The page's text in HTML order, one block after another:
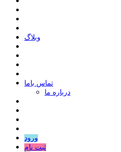
وبلاگ
ﺗﻤﺎﺱ ﺑﺎﻣﺎ
درباره ما
ورود
ثبت نام